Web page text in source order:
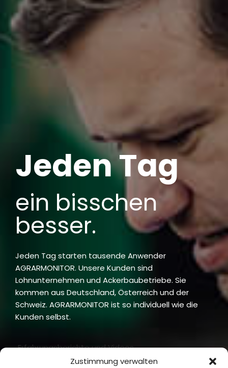
Zustimmung verwalten
Jeden Tag
ein bisschen
besser.
Jeden Tag starten tausende Anwender
AGRARMONITOR. Unsere Kunden sind
Lohnunternehmen und Ackerbaubetriebe. Sie
kommen aus Deutschland, Österreich und der
Schweiz. AGRARMONITOR ist so individuell wie die
Kunden selbst.
Erfahrungsberichte und Videos